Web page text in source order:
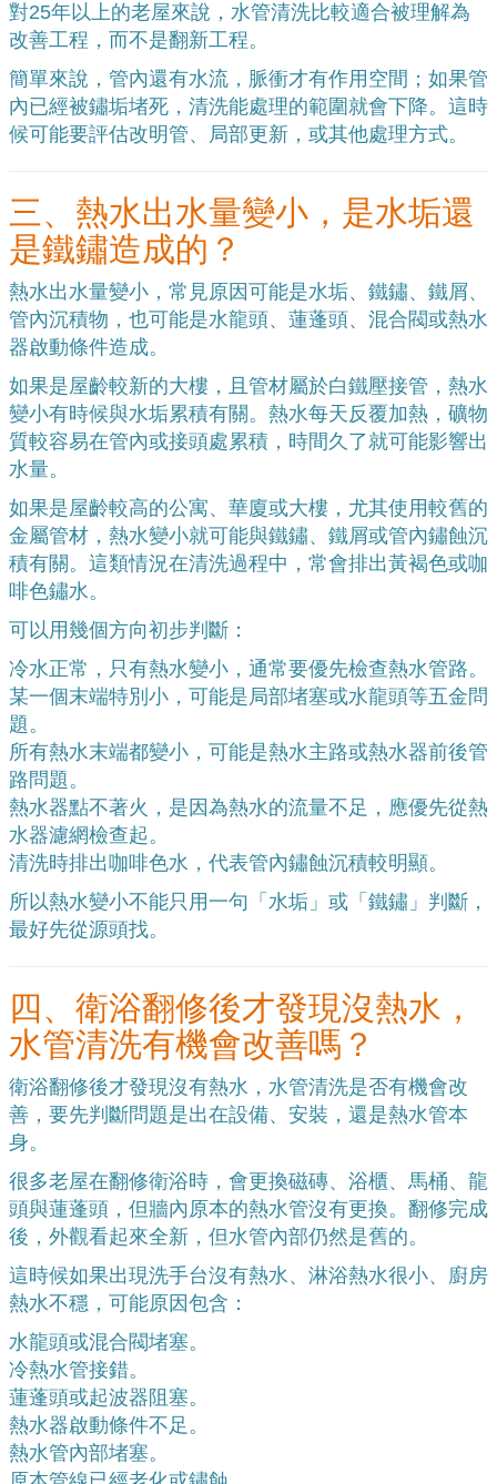
對25年以上的老屋來說，水管清洗比較適合被理解為
改善工程，而不是翻新工程。
簡單來說，管內還有水流，脈衝才有作用空間；如果管
內已經被鏽垢堵死，清洗能處理的範圍就會下降。這時
候可能要評估改明管、局部更新，或其他處理方式。
三、熱水出水量變小，是水垢還
是鐵鏽造成的？
熱水出水量變小，常見原因可能是水垢、鐵鏽、鐵屑、
管內沉積物，也可能是水龍頭、蓮蓬頭、混合閥或熱水
器啟動條件造成。
如果是屋齡較新的大樓，且管材屬於白鐵壓接管，熱水
變小有時候與水垢累積有關。熱水每天反覆加熱，礦物
質較容易在管內或接頭處累積，時間久了就可能影響出
水量。
如果是屋齡較高的公寓、華廈或大樓，尤其使用較舊的
金屬管材，熱水變小就可能與鐵鏽、鐵屑或管內鏽蝕沉
積有關。這類情況在清洗過程中，常會排出黃褐色或咖
啡色鏽水。
可以用幾個方向初步判斷：
冷水正常，只有熱水變小，通常要優先檢查熱水管路。
某一個末端特別小，可能是局部堵塞或水龍頭等五金問
題。
所有熱水末端都變小，可能是熱水主路或熱水器前後管
路問題。
熱水器點不著火，是因為熱水的流量不足，應優先從熱
水器濾網檢查起。
清洗時排出咖啡色水，代表管內鏽蝕沉積較明顯。
所以熱水變小不能只用一句「水垢」或「鐵鏽」判斷，
最好先從源頭找。
四、衛浴翻修後才發現沒熱水，
水管清洗有機會改善嗎？
衛浴翻修後才發現沒有熱水，水管清洗是否有機會改
善，要先判斷問題是出在設備、安裝，還是熱水管本
身。
很多老屋在翻修衛浴時，會更換磁磚、浴櫃、馬桶、龍
頭與蓮蓬頭，但牆內原本的熱水管沒有更換。翻修完成
後，外觀看起來全新，但水管內部仍然是舊的。
這時候如果出現洗手台沒有熱水、淋浴熱水很小、廚房
熱水不穩，可能原因包含：
水龍頭或混合閥堵塞。
冷熱水管接錯。
蓮蓬頭或起波器阻塞。
熱水器啟動條件不足。
熱水管內部堵塞。